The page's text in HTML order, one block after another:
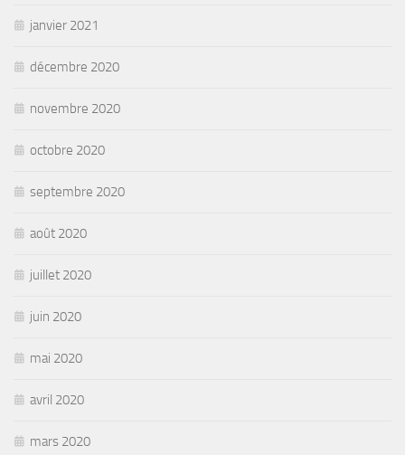
janvier 2021
décembre 2020
novembre 2020
octobre 2020
septembre 2020
août 2020
juillet 2020
juin 2020
mai 2020
avril 2020
mars 2020